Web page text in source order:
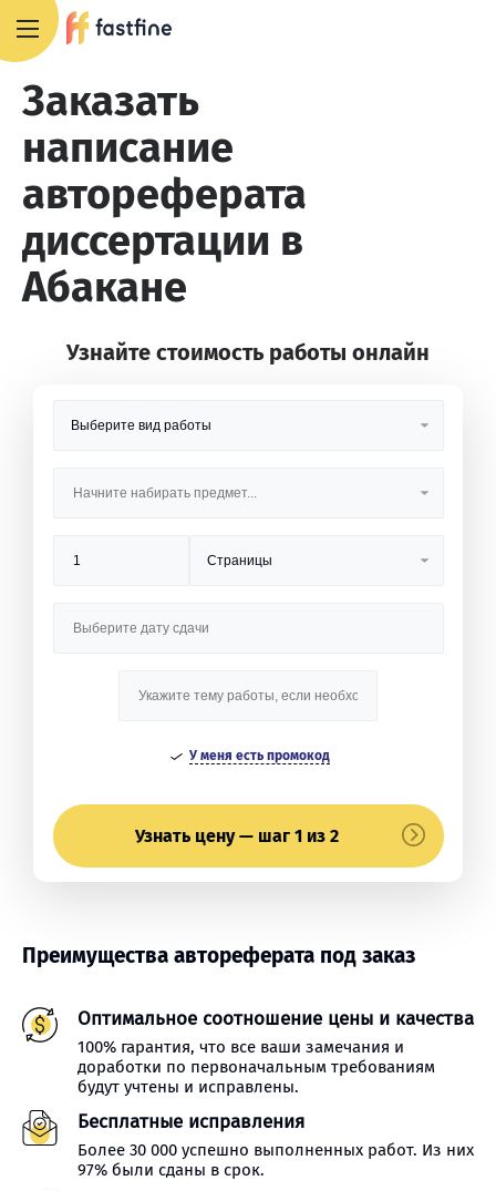
Заказать
написание
автореферата
диссертации в
Абакане
Узнайте стоимость работы онлайн
У меня есть промокод
Узнать цену — шаг 1 из 2
Преимущества автореферата под заказ
Оптимальное соотношение цены и качества
100% гарантия, что все ваши замечания и
доработки по первоначальным требованиям
будут учтены и исправлены.
Бесплатные исправления
Более 30 000 успешно выполненных работ. Из них
97% были сданы в срок.